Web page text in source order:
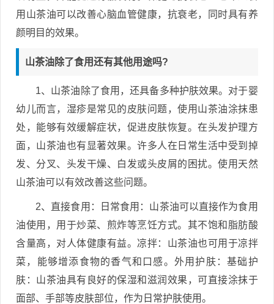
用山茶油可以改善心脑血管健康，抗衰老，同时具有养
颜明目的效果。
山茶油除了食用还有其他用途吗?
1、山茶油除了食用，还具备多种护肤效果。对于婴
幼儿而言，湿疹是常见的皮肤问题，使用山茶油涂抹患
处，能够有效缓解症状，促进皮肤恢复。在头发护理方
面，山茶油也有显著效果。许多人在日常生活中受到掉
发、分叉、头发干燥、白发或头皮屑的困扰。使用天然
山茶油可以有效改善这些问题。
2、直接食用：日常食用：山茶油可以直接作为食用
油使用，用于炒菜、煎炸等烹饪方式。其不饱和脂肪酸
含量高，对人体健康有益。凉拌：山茶油也可用于凉拌
菜，能够增添食物的香气和口感。外用护肤：基础护
肤：山茶油具有良好的保湿和滋润效果，可直接涂抹于
面部、手部等皮肤部位，作为日常护肤使用。